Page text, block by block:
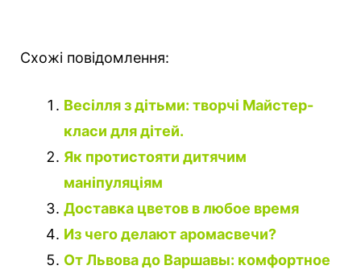
Схожі повідомлення:
Весілля з дітьми: творчі Майстер-
класи для дітей.
Як протистояти дитячим
маніпуляціям
Доставка цветов в любое время
Из чего делают аромасвечи?
От Львова до Варшавы: комфортное